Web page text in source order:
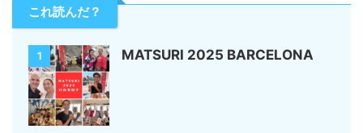
これ読んだ？
1 MATSURI 2025 BARCELONA